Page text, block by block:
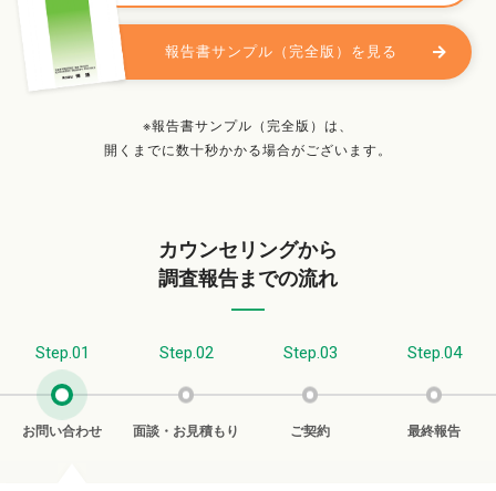
報告書サンプル（完全版）を見る
※報告書サンプル（完全版）は、
開くまでに数十秒かかる場合がございます。
カウンセリングから
調査報告までの流れ
Step.01
お問い合わせ
Step.02
面談・お見積もり
Step.03
ご契約
Step.04
最終報告